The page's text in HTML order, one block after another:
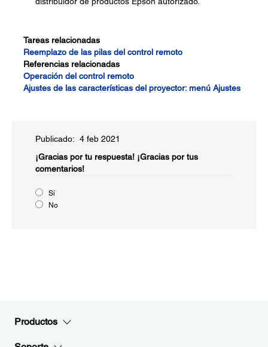
Tareas relacionadas
Reemplazo de las pilas del control remoto
Referencias relacionadas
Operación del control remoto
Ajustes de las características del proyector: menú Ajustes
Publicado: 4 feb 2021
¡Gracias por tu respuesta! ¡Gracias por tus
comentarios!
Sí
No
Productos